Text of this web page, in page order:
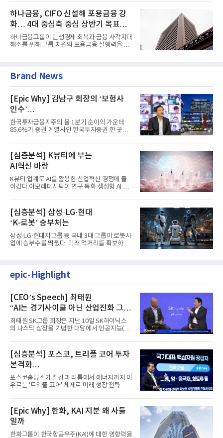
하나금융, CIFO 신설해 포용금융 강
화… 4대 중심축 중심 상반기 목표
60% 달성
하나금융그룹이 민생경제 회복과 금융 사각지대
해소를 위해 그룹 차원의 포용금융 실행력을 대
Brand News
[Epic Why] 김남구 회장의 ‘보험사
인수’
발걸음이 신중해진 배경은?
한국투자금융지주의 올 1분기 순이익 가운데
85.6%가 증권 계열사인 한국투자증권 한 곳에
[심층분석] K뷰티에 부는
AI혁신 바람
K뷰티 업계도 AI를 활용한 산업혁신 경쟁에 들
어갔다.아모레퍼시픽이 연구 특화 생성형 AI 플
[심층분석] 삼성·LG·현대
‘K-로봇’ 승부처는
삼성·LG·현대차그룹 등 국내 3대 그룹이 로봇사
업에 승부수를 띄웠다. 미래 먹거리를 확보하기
epic-Highlight
[CEO’s Speech] 최태원
“AI는 경기사이클 아닌 산업진화 그
자체”
최태원 SK그룹 회장은 지난 10일 SK하이닉스
의 나스닥 상장을 기념한 대담에서 인공지능(AI)
[심층분석] 포스코, 트리플 코어 투자
본격화
16조7천억원 투자 재원 마련 전략은?
포스코홀딩스가 철강과 리튬에서 에너지까지 아
우르는 '트리플 코어' 체제로 미래 성장 전략을
[Epic Why] 한화, KAI 지분 왜 사들
일까
한화그룹이 한국항공우주(KAI)에 대한 영향력을